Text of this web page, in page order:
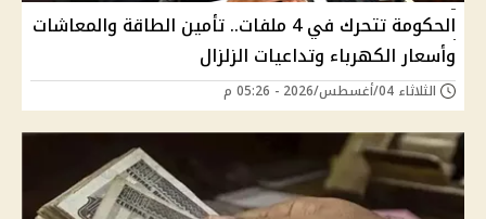
الحكومة تتحرك في 4 ملفات.. تأمين الطاقة والمعاشات
وأسعار الكهرباء وتداعيات الزلزال
الثلاثاء 04/أغسطس/2026 - 05:26 م